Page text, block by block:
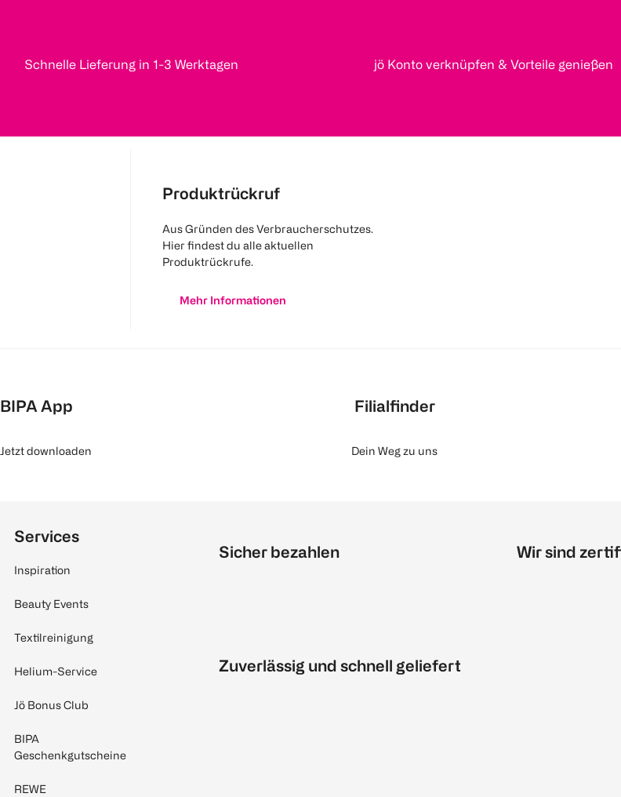
Schnelle Lieferung in 1-3 Werktagen jö Konto verknüpfen & Vorteile genießen
Produktrückruf
Aus Gründen des Verbraucherschutzes.
Hier findest du alle aktuellen
Produktrückrufe.
Mehr Informationen
BIPA App
Jetzt downloaden
Filialfinder
Dein Weg zu uns
Services
Inspiration
Beauty Events
Textilreinigung
Helium-Service
Jö Bonus Club
BIPA
Geschenkgutscheine
REWE
Sicher bezahlen
Zuverlässig und schnell geliefert
Wir sind